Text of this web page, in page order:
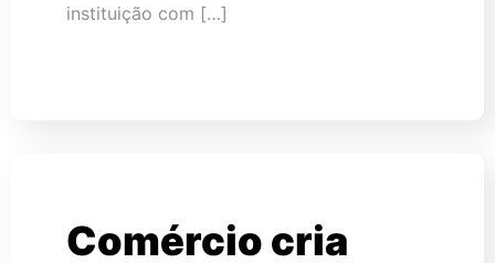
instituição com […]
Comércio cria